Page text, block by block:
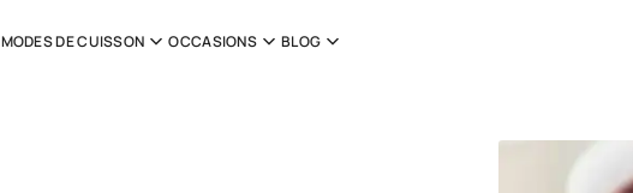
MODES DE CUISSON OCCASIONS BLOG